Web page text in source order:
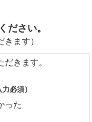
ださい。
ます）
きます。
力必須）
った